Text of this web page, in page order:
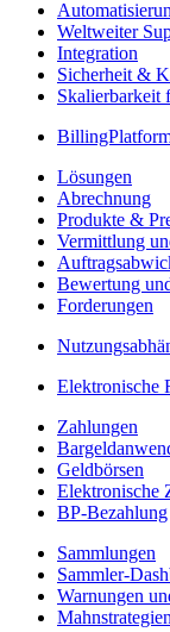
Weltweiter
Integration
Sicherheit &
Skalierbarkeit
Lösungen
Abrechnung
Produkte &
Vermittlung
Bewertung
Forderungen
Elektronische
Zahlungen
Geldbörsen
Elektronische
BP-Bezahlung
Sammlungen
Sammler-
Warnungen
Mahnstrategien